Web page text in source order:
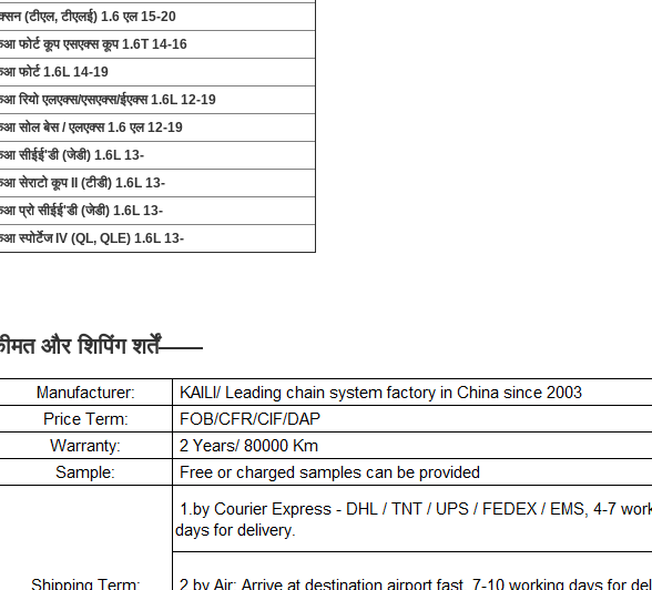
(टीएल, टीएलई) 1.6 एल 15-20
फोर्ट कूप एसएक्स कूप 1.6T 14-16
फोर्ट 1.6L 14-19
रियो एलएक्स/एसएक्स/ईएक्स 1.6L 12-19
सोल बेस / एलएक्स 1.6 एल 12-19
सीईई'डी (जेडी) 1.6L 13-
सेराटो कूप II (टीडी) 1.6L 13-
प्रो सीईई'डी (जेडी) 1.6L 13-
स्पोर्टेज IV (QL, QLE) 1.6L 13-
और शिपिंग शर्तें——